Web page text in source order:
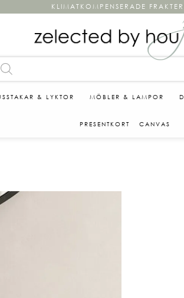
KLIMATKOMPENSERADE
& LYKTOR MÖBLER & LAMPOR
PRESENTKORT CANVAS